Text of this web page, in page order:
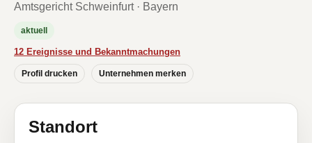
Amtsgericht Schweinfurt · Bayern
aktuell
12 Ereignisse und Bekanntmachungen
Profil drucken Unternehmen merken
Standort